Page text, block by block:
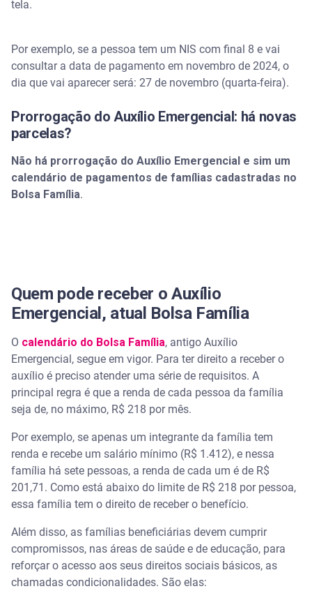
tela.
Por exemplo, se a pessoa tem um NIS com final 8 e vai
consultar a data de pagamento em novembro de 2024, o
dia que vai aparecer será: 27 de novembro (quarta-feira).
Prorrogação do Auxílio Emergencial: há novas
parcelas?
Não há prorrogação do Auxílio Emergencial e sim um
calendário de pagamentos de famílias cadastradas no
Bolsa Família.
Quem pode receber o Auxílio
Emergencial, atual Bolsa Família
O calendário do Bolsa Família, antigo Auxílio
Emergencial, segue em vigor. Para ter direito a receber o
auxílio é preciso atender uma série de requisitos. A
principal regra é que a renda de cada pessoa da família
seja de, no máximo, R$ 218 por mês.
Por exemplo, se apenas um integrante da família tem
renda e recebe um salário mínimo (R$ 1.412), e nessa
família há sete pessoas, a renda de cada um é de R$
201,71. Como está abaixo do limite de R$ 218 por pessoa,
essa família tem o direito de receber o benefício.
Além disso, as famílias beneficiárias devem cumprir
compromissos, nas áreas de saúde e de educação, para
reforçar o acesso aos seus direitos sociais básicos, as
chamadas condicionalidades. São elas: